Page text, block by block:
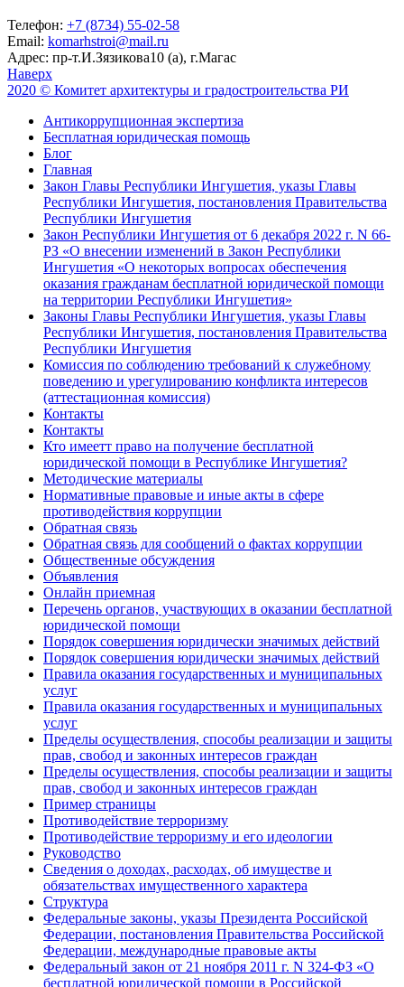
Телефон: +7 (8734) 55-02-58
Email: komarhstroi@mail.ru
Адрес: пр-т.И.Зязикова10 (а), г.Магас
Наверх
2020 © Комитет архитектуры и градостроительства РИ
Антикоррупционная экспертиза
Бесплатная юридическая помощь
Блог
Главная
Закон Главы Республики Ингушетия, указы Главы
Республики Ингушетия, постановления Правительства
Республики Ингушетия
Закон Республики Ингушетия от 6 декабря 2022 г. N 66-
РЗ «О внесении изменений в Закон Республики
Ингушетия «О некоторых вопросах обеспечения
оказания гражданам бесплатной юридической помощи
на территории Республики Ингушетия»
Законы Главы Республики Ингушетия, указы Главы
Республики Ингушетия, постановления Правительства
Республики Ингушетия
Комиссия по соблюдению требований к служебному
поведению и урегулированию конфликта интересов
(аттестационная комиссия)
Контакты
Контакты
Кто имеетт право на получение бесплатной
юридической помощи в Республике Ингушетия?
Методические материалы
Нормативные правовые и иные акты в сфере
противодействия коррупции
Обратная связь
Обратная связь для сообщений о фактах коррупции
Общественные обсуждения
Объявления
Онлайн приемная
Перечень органов, участвующих в оказании бесплатной
юридической помощи
Порядок совершения юридически значимых действий
Порядок совершения юридически значимых действий
Правила оказания государственных и муниципальных
услуг
Правила оказания государственных и муниципальных
услуг
Пределы осуществления, способы реализации и защиты
прав, свобод и законных интересов граждан
Пределы осуществления, способы реализации и защиты
прав, свобод и законных интересов граждан
Пример страницы
Противодействие терроризму
Противодействие терроризму и его идеологии
Руководство
Сведения о доходах, расходах, об имуществе и
обязательствах имущественного характера
Структура
Федеральные законы, указы Президента Российской
Федерации, постановления Правительства Российской
Федерации, международные правовые акты
Федеральный закон от 21 ноября 2011 г. N 324-ФЗ «О
бесплатной юридической помощи в Российской